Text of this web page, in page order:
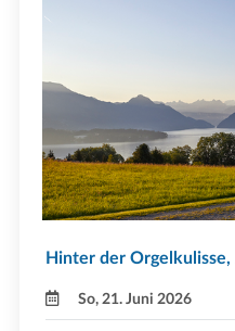
Hinter der Orgelkulisse,
So, 21. Juni 2026